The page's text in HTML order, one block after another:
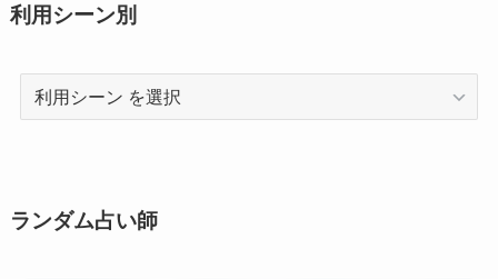
利用シーン別
利
用
ン
ランダム占い師